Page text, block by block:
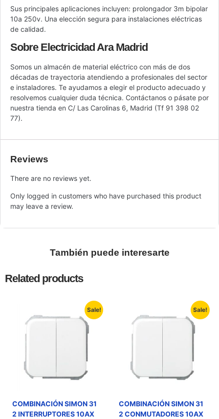
Sus principales aplicaciones incluyen: prolongador 3m bipolar
10a 250v. Una elección segura para instalaciones eléctricas
de calidad.
Sobre Electricidad Ara Madrid
Somos un almacén de material eléctrico con más de dos
décadas de trayectoria atendiendo a profesionales del sector
e instaladores. Te ayudamos a elegir el producto adecuado y
resolvemos cualquier duda técnica. Contáctanos o pásate por
nuestra tienda en C/ Las Carolinas 6, Madrid (Tf 91 398 02
77).
Reviews
There are no reviews yet.
Only logged in customers who have purchased this product
may leave a review.
También puede interesarte
Related products
Sale!
COMBINACIÓN SIMON 31
2 INTERRUPTORES 10AX
Sale!
COMBINACIÓN SIMON 31
2 CONMUTADORES 10AX